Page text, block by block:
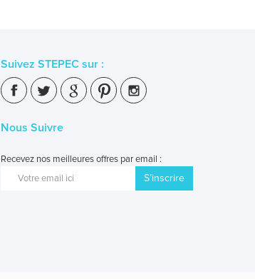
Suivez STEPEC sur :
Nous Suivre
Recevez nos meilleures offres par email :
S’inscrire